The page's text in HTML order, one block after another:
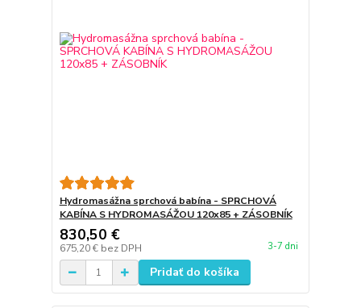
Hydromasážna sprchová babína - SPRCHOVÁ
KABÍNA S HYDROMASÁŽOU 120x85 + ZÁSOBNÍK
830,50 €
675,20 € bez DPH 3-7 dni
Pridať do košíka